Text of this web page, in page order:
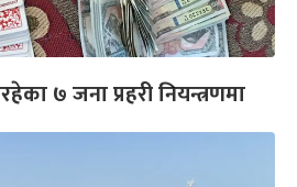
७ जना प्रहरी नियन्त्रणमा